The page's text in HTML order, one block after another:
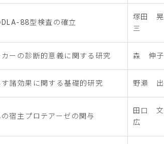
88型検査の確立
塚田 晃
三
ーの診断的意義に関する研究 森 伸子
諸効果に関する基礎的研究 野瀬 出
宿主プロテアーゼの関与
田口 文
広